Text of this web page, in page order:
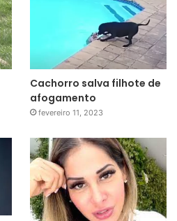
Cachorro salva filhote de
afogamento
fevereiro 11, 2023